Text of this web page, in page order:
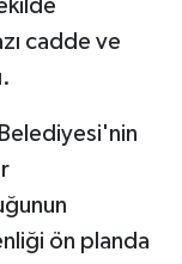
cadde ve
ön planda